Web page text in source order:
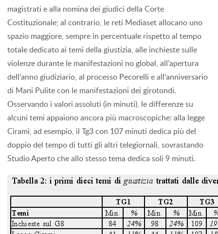
magistrati e alla nomina dei giudici della Corte
Costituzionale; al contrario, le reti Mediaset allocano uno
spazio maggiore, sempre in percentuale rispetto al tempo
totale dedicato ai temi della giustizia, alle inchieste sulle
violenze durante le manifestazioni no global, all’apertura
dell’anno giudiziario, al processo Pecorelli e all’anniversario
di Mani Pulite con le manifestazioni dei girotondi.
Osservando i valori assoluti (in minuti), le differenze su
alcuni temi appaiono ancora più macroscopiche: alla legge
Cirami, ad esempio, il Tg3 con 107 minuti dedica più del
doppio del tempo di tutti gli altri telegiornali, sovrastando
Studio Aperto che allo stesso tema dedica soli 9 minuti.